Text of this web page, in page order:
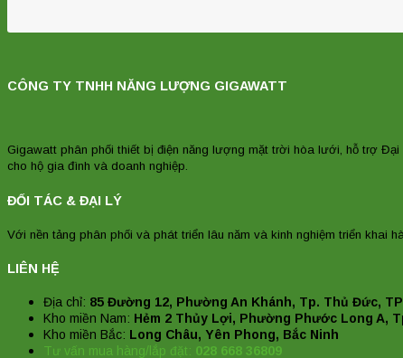
CÔNG TY TNHH NĂNG LƯỢNG GIGAWATT
Gigawatt phân phối thiết bị điện năng lượng mặt trời hòa lưới, hỗ trợ
cho hộ gia đình và doanh nghiệp.
ĐỐI TÁC & ĐẠI LÝ
Với nền tảng phân phối và phát triển lâu năm và kinh nghiệm triển khai
LIÊN HỆ
Địa chỉ: 85 Đường 12, Phường An Khánh, Tp. Thủ Đức,
Kho miền Nam: Hẻm 2 Thủy Lợi, Phường Phước Long A,
Kho miền Bắc: Long Châu, Yên Phong, Bắc Ninh
Tư vấn mua hàng/lắp đặt: 028 668 36809